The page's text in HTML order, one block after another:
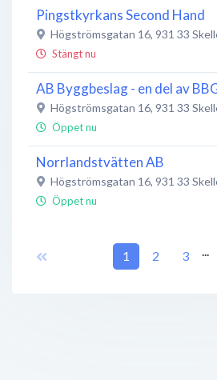
Pingstkyrkans Second Hand
Högströmsgatan 16, 931 33
Stängt nu
AB Byggbeslag - en del av
Högströmsgatan 16, 931 33
Öppet nu
Norrlandstvätten AB
Högströmsgatan 16, 931 33
Öppet nu
Södra Järnvägsgatan 38B 931 32
1 2 3 ...